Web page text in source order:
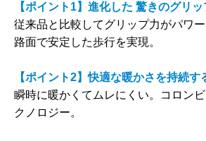
【ポイント1】進化した 驚きのグリッ
従来品と比較してグリップ力がパワ
路面で安定した歩行を実現。
【ポイント2】快適な暖かさを持続す
瞬時に暖かくてムレにくい。コロン
クノロジー。